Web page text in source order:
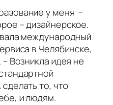
у меня –
– дизайнерское.
международный
в Челябинске,
Возникла идея не
то, что
и людям.